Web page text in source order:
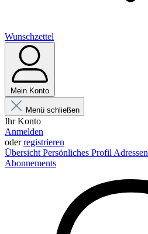
Wunschzettel
Mein Konto
Menü schließen
Ihr Konto
Anmelden
oderregistrieren
Übersicht Persönliches Profil Adressen
Abonnements